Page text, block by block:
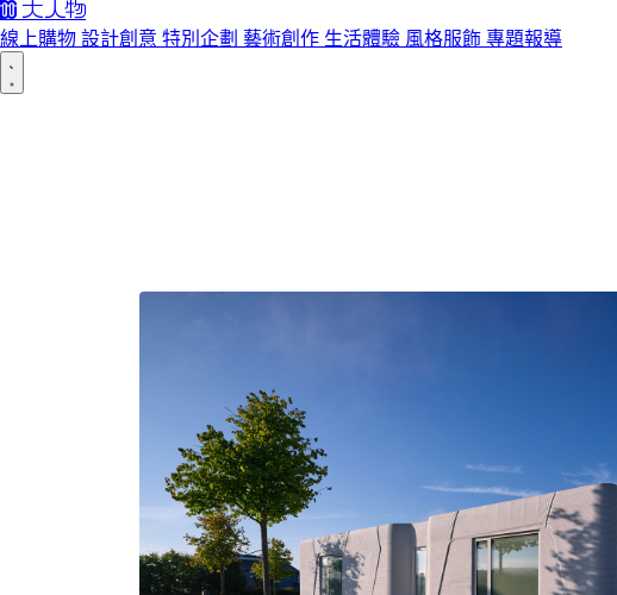
線上購物 設計創意 特別企劃 藝術創作 生活體驗 風格服飾 專題報導